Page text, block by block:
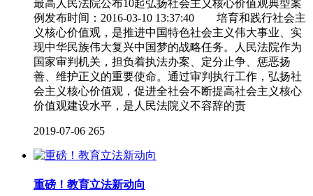
最高人民法院公布10起弘扬社会主义核心价值观典型案
例发布时间：2016-03-10 13:37:40 培育和践行社会主
义核心价值观，是推进中国特色社会主义伟大事业、实
现中华民族伟大复兴中国梦的战略任务。人民法院作为
国家审判机关，担负着执法办案、定分止争、惩恶扬
善、维护正义的重要使命。通过审判执行工作，弘扬社
会主义核心价值观，促进全社会不断提高社会主义核心
价值观建设水平，是人民法院义不容辞的责
2019-07-06 265
重磅！教育立法新动向